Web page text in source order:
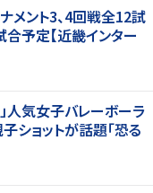
メント3、4回戦全12試
予定【近畿インター
人気女子バレーボーラ
ョットが話題「恐る